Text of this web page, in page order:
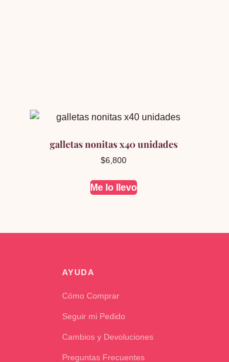
galletas nonitas x40 unidades
$6,800
Me lo llevo
AYUDA
Cómo Comprar
Seguir mi Pedido
Cambios y Devoluciones
Preguntas Frecuentes